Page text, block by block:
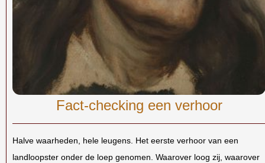
Fact-checking een verhoor
Halve waarheden, hele leugens. Het eerste verhoor van een
landloopster onder de loep genomen. Waarover loog zij, waarover